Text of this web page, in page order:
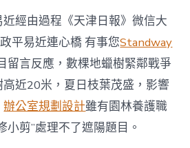
夜
樹〉
中
近經由過程《天津日報》微信大
平易近連心橋 有事您Standway
留言反應，數棵地蠟樹緊鄰戰爭
近20米，夏日枝葉茂盛，影響
辦公室規劃設計雖有園林養護職
小剪”處理不了遮陽題目。